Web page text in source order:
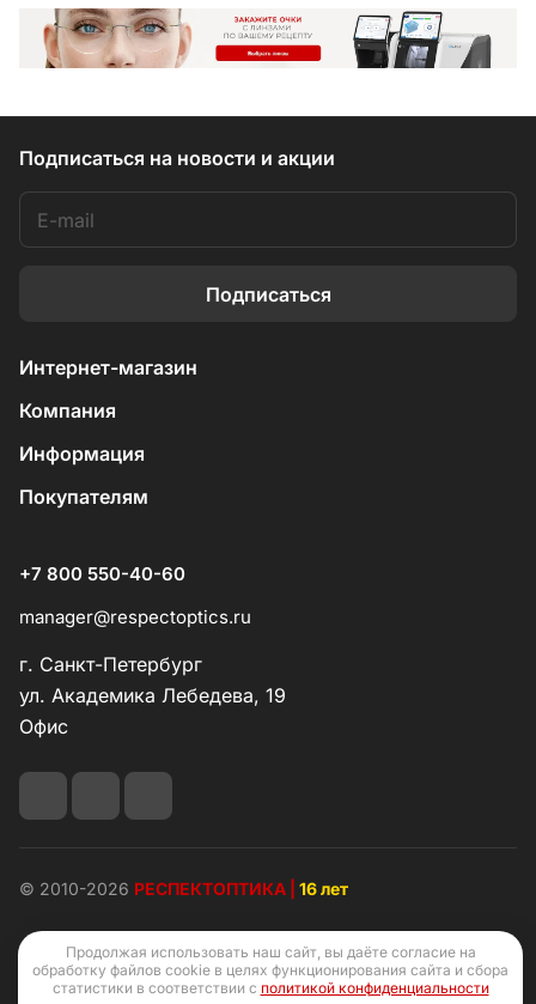
Подписаться на новости и акции
Подписаться
Интернет-магазин
Компания
Информация
Покупателям
+7 800 550-40-60
manager@respectoptics.ru
г. Санкт-Петербург
ул. Академика Лебедева, 19
Офис
© 2010-2026 РЕСПЕКТОПТИКА | 16 лет
Конфиденциальность Оферта
Продолжая использовать наш сайт, вы даёте согласие на
обработку файлов cookie в целях функционирования сайта и сбора
статистики в соответствии с политикой конфиденциальности